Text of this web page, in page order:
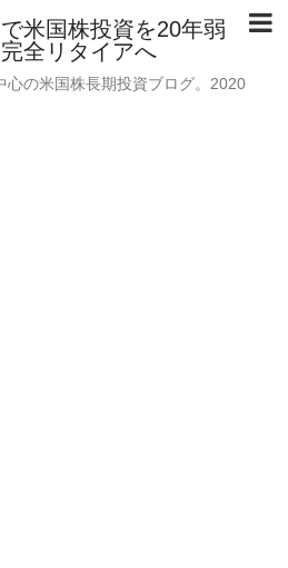
米国株投資を20年弱
全リタイアへ
心の米国株長期投資ブログ。2020